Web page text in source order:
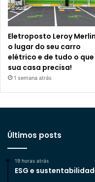
Eletroposto Leroy
o lugar do seu carro
elétrico e de tudo o que
sua casa precisa!
1 semana atrás
Últimos posts
19 horas atrás
ESG e